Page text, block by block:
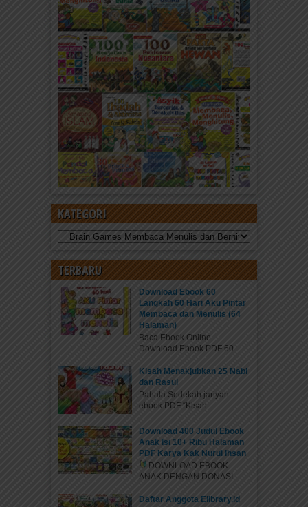
KATEGORI
Kategori
TERBARU
Download Ebook 60
Langkah 60 Hari Aku Pintar
Membaca dan Menulis (64
Halaman)
Baca Ebook Online
Download Ebook PDF 60...
Kisah Menakjubkan 25 Nabi
dan Rasul
Pahala Sedekah jariyah
ebook PDF “Kisah...
Download 400 Judul Ebook
Anak Isi 10+ Ribu Halaman
PDF Karya Kak Nurul Ihsan
DOWNLOAD EBOOK
ANAK DENGAN DONASI...
Daftar Anggota Elibrary.id